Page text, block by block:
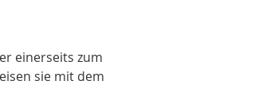
einerseits zum
sie mit dem